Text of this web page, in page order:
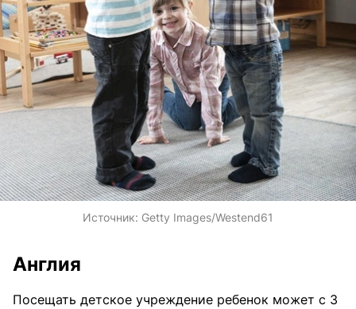
Источник: Getty Images/Westend61
Англия
Посещать детское учреждение ребенок может с 3